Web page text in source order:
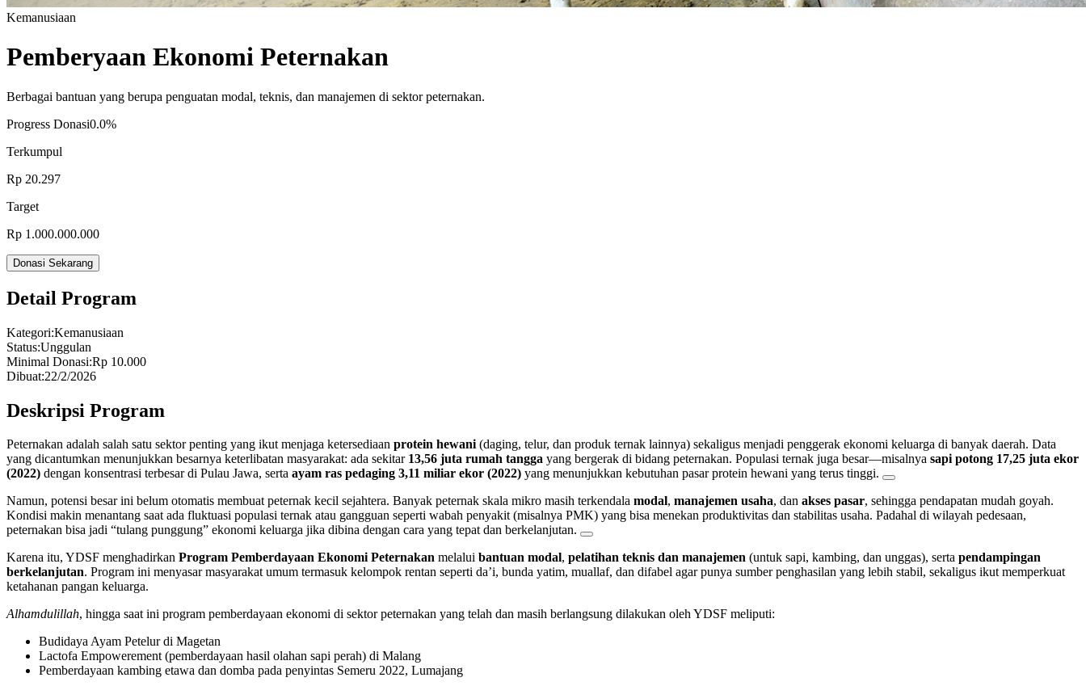
Kemanusiaan
Pemberyaan Ekonomi Peternakan
Berbagai bantuan yang berupa penguatan modal, teknis, dan manajemen di sektor peternakan.
Progress Donasi0.0%
Terkumpul
Rp 20.297
Target
Rp 1.000.000.000
Donasi Sekarang
Detail Program
Kategori:Kemanusiaan
Status:Unggulan
Minimal Donasi:Rp 10.000
Dibuat:22/2/2026
Deskripsi Program
Peternakan adalah salah satu sektor penting yang ikut menjaga ketersediaan protein hewani(daging, telur, dan produk ternak lainnya) sekaligus menjadi penggerak ekonomi keluarga di banyak daerah. Data
yang dicantumkan menunjukkan besarnya keterlibatan masyarakat: ada sekitar 13,56 juta rumah tangga yang bergerak di bidang peternakan. Populasi ternak juga besar—misalnya sapi potong 17,25 juta ekor
(2022) dengan konsentrasi terbesar di Pulau Jawa, serta ayam ras pedaging 3,11 miliar ekor (2022) yang menunjukkan kebutuhan pasar protein hewani yang terus tinggi.
Namun, potensi besar ini belum otomatis membuat peternak kecil sejahtera. Banyak peternak skala mikro masih terkendala modal, manajemen usaha, dan akses pasar, sehingga pendapatan mudah goyah.
Kondisi makin menantang saat ada fluktuasi populasi ternak atau gangguan seperti wabah penyakit (misalnya PMK) yang bisa menekan produktivitas dan stabilitas usaha. Padahal di wilayah pedesaan,
peternakan bisa jadi “tulang punggung” ekonomi keluarga jika dibina dengan cara yang tepat dan berkelanjutan.
Karena itu, YDSF menghadirkan Program Pemberdayaan Ekonomi Peternakan melalui bantuan modal, pelatihan teknis dan manajemen (untuk sapi, kambing, dan unggas), serta pendampingan
berkelanjutan. Program ini menyasar masyarakat umum termasuk kelompok rentan seperti da’i, bunda yatim, muallaf, dan difabel agar punya sumber penghasilan yang lebih stabil, sekaligus ikut memperkuat
ketahanan pangan keluarga.
Alhamdulillah, hingga saat ini program pemberdayaan ekonomi di sektor peternakan yang telah dan masih berlangsung dilakukan oleh YDSF meliputi:
Budidaya Ayam Petelur di Magetan
Lactofa Empowerement (pemberdayaan hasil olahan sapi perah) di Malang
Pemberdayaan kambing etawa dan domba pada penyintas Semeru 2022, Lumajang